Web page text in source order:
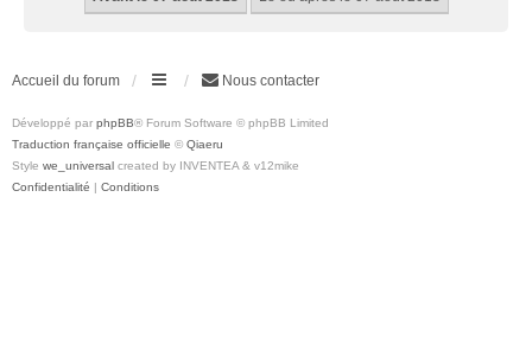
Accueil du forum Nous contacter
Développé par phpBB® Forum Software © phpBB Limited
Traduction française officielle © Qiaeru
Style we_universal created by INVENTEA & v12mike
Confidentialité | Conditions